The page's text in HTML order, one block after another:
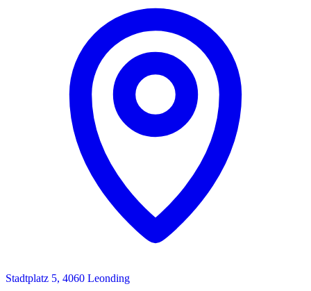
Stadtplatz 5, 4060 Leonding